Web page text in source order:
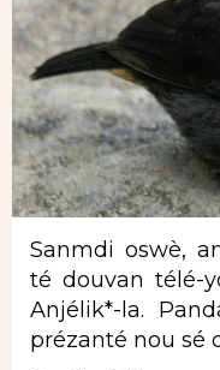
Sanmdi oswè,
té douvan télé-
Anjélik*-la.
prézanté nou sé